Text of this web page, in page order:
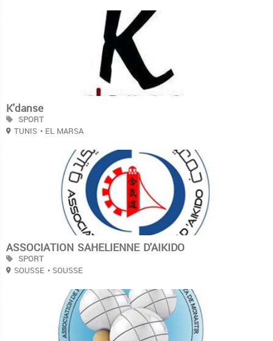
K'danse
SPORT
TUNIS • EL MARSA
ASSOCIATION SAHELIENNE D'AIKIDO
SPORT
SOUSSE • SOUSSE